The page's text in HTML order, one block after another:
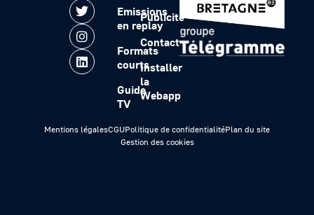
Emissions
en replay
Formats
courts
Guide
TV
Publicité
Contact
Installer
la
Webapp
Mentions légalesCGUPolitique de confidentialitéPlan du site
Gestion des cookies